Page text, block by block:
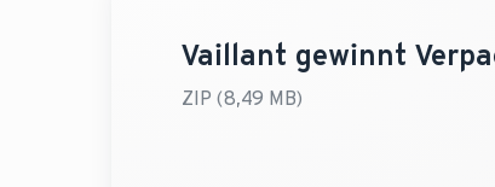
Vaillant gewinnt
ZIP (8,49 MB)